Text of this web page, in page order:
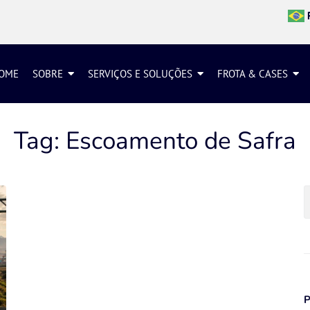
SOBRE SERVIÇOS E SOLUÇÕES FROTA & CASES
Tag: Escoamento de Safra